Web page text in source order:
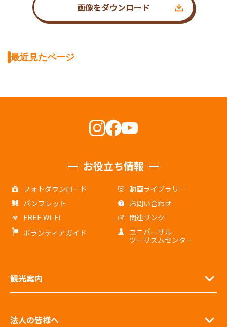
画像をダウンロード
最近見たページ
お役立ち情報
フォトダウンロード
動画ライブラリー
パンフレット
お問い合わせ
FREE Wi-Fi
関連リンク
ボランティアガイド
ユニバーサル
ツーリズムセンター
観光案内
法人の皆様へ